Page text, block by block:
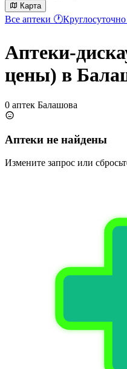
Карта
Все аптеки 🕐Круглосуточно
Аптеки-
цены) в
0 аптек Балашова
Аптеки не найдены
Измените запрос или